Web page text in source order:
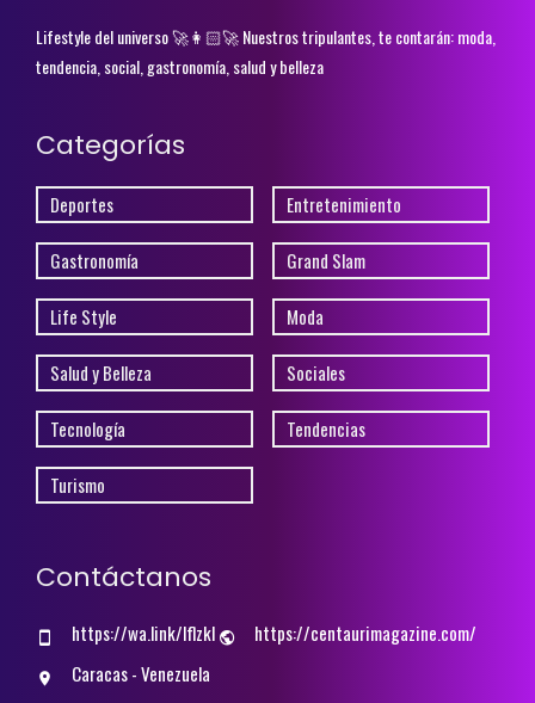
Lifestyle del universo 🚀👩🏻‍🚀 Nuestros tripulantes, te contarán: moda,
tendencia, social, gastronomía, salud y belleza
Categorías
Deportes Entretenimiento
Gastronomía Grand Slam
Life Style Moda
Salud y Belleza Sociales
Tecnología Tendencias
Turismo
Contáctanos
https://wa.link/lflzkl
https://centaurimagazine.com/
Caracas - Venezuela